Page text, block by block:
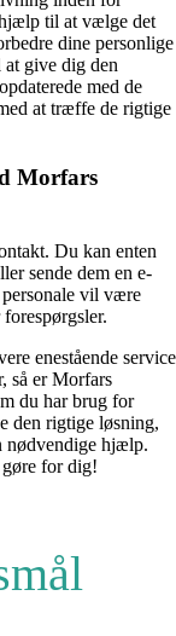
til at vælge det
dine personlige
give dig den
med de
at træffe de rigtige
Morfars
Du kan enten
sende dem en e-
vil være
enestående service
så er Morfars
du har brug for
den rigtige løsning,
nødvendige hjælp.
for dig!